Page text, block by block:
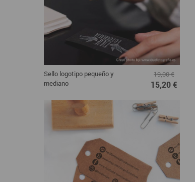
Sello logotipo pequeño y
mediano
19,00 €
15,20 €